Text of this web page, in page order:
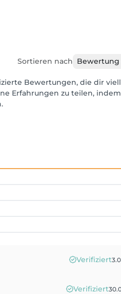
Sortieren nach Bewertung
Bewertungen, die dir
Erfahrungen zu teilen,
Verifiziert
Verifiziert